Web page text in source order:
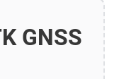
GNSS